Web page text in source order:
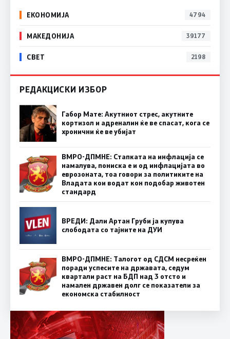
ЕКОНОМИЈА 4794
МАКЕДОНИЈА 39177
СВЕТ 2198
РЕДАКЦИСКИ ИЗБОР
Габор Мате: Акутниот стрес, акутните
кортизол и адреналин ќе ве спасат, кога се
хронични ќе ве убијат
ВМРО-ДПМНЕ: Стапката на инфлација се
намалува, пониска е и од инфлацијата во
еврозоната, тоа говори за политиките на
Владата кои водат кон подобар животен
стандард
ВРЕДИ: Дали Артан Груби ја купува
слободата со тајните на ДУИ
ВМРО-ДПМНЕ: Талогот од СДСМ несреќен
поради успесите на државата, седум
квартали раст на БДП над 3 отсто и
намален државен долг се показатели за
економска стабилност